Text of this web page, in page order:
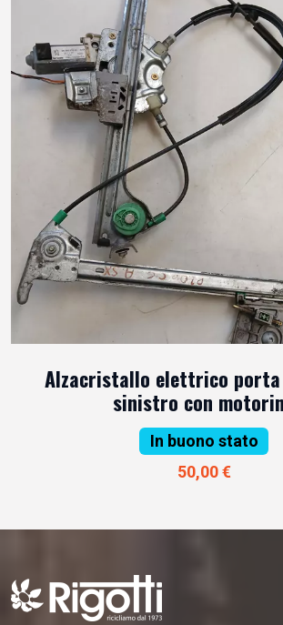
Alzacristallo elettrico
sinistro con
In buono stato
50,00 €